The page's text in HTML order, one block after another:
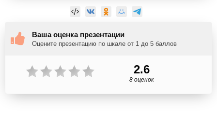
Ваша оценка презентации
Оцените презентацию по шкале от 1 до 5 баллов
2.6
8 оценок